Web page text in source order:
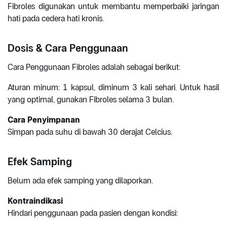
Fibroles digunakan untuk membantu memperbaiki jaringan
hati pada cedera hati kronis.
Dosis & Cara Penggunaan
Cara Penggunaan Fibroles adalah sebagai berikut:
Aturan minum: 1 kapsul, diminum 3 kali sehari. Untuk hasil
yang optimal, gunakan Fibroles selama 3 bulan.
Cara Penyimpanan
Simpan pada suhu di bawah 30 derajat Celcius.
Efek Samping
Belum ada efek samping yang dilaporkan.
Kontraindikasi
Hindari penggunaan pada pasien dengan kondisi: